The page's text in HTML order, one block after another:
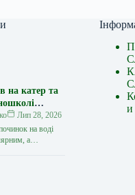
на катер та
до
Лип 28, 2026
на воді
а
нові
и